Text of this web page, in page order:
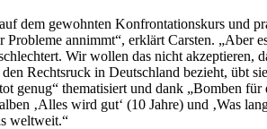
dem gewohnten Konfrontationskurs und
Probleme annimmt“, erklärt Carsten.
Wir wollen das nicht
Rechtsruck in Deutschland bezieht, übt
genug“ thematisiert und dank „Bomben
‚Alles wird gut‘ (10 Jahre) und ‚Was
weltweit.“